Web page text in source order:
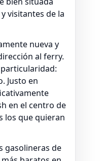
y visitantes de la
nueva y
al ferry.
Justo en
en el centro de
los que quieran
gasolineras de